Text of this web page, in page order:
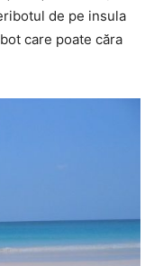
de pe insula
care poate căra